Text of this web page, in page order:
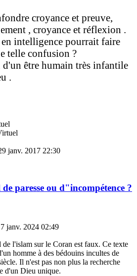
croyance et preuve,
, croyance et réflexion .
intelligence pourrait faire
telle confusion ?
être humain très infantile
.
janv. 2017 22:30
paresse ou d"incompétence ?
janv. 2024 02:49
l'islam sur le Coran est faux. Ce texte
homme à des bédouins incultes de
Il n'est pas non plus la recherche
d'un Dieu unique.